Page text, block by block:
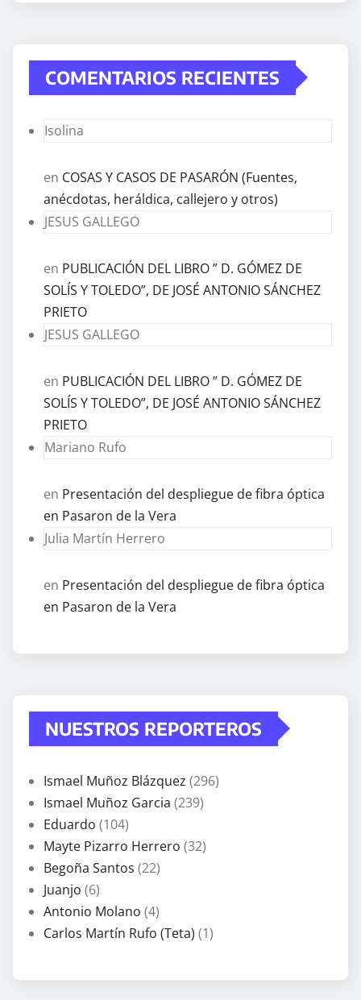
COMENTARIOS RECIENTES
Isolina
en COSAS Y CASOS DE PASARÓN (Fuentes,
anécdotas, heráldica, callejero y otros)
JESUS GALLEGO
en PUBLICACIÓN DEL LIBRO ” D. GÓMEZ DE
SOLÍS Y TOLEDO”, DE JOSÉ ANTONIO SÁNCHEZ
PRIETO
JESUS GALLEGO
en PUBLICACIÓN DEL LIBRO ” D. GÓMEZ DE
SOLÍS Y TOLEDO”, DE JOSÉ ANTONIO SÁNCHEZ
PRIETO
Mariano Rufo
en Presentación del despliegue de fibra óptica
en Pasaron de la Vera
Julia Martín Herrero
en Presentación del despliegue de fibra óptica
en Pasaron de la Vera
NUESTROS REPORTEROS
Ismael Muñoz Blázquez (296)
Ismael Muñoz Garcia (239)
Eduardo (104)
Mayte Pizarro Herrero (32)
Begoña Santos (22)
Juanjo (6)
Antonio Molano (4)
Carlos Martín Rufo (Teta) (1)